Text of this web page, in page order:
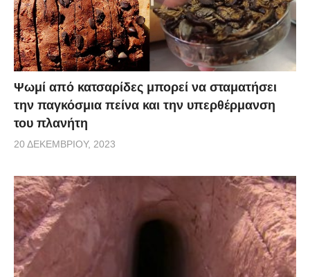
Ψωμί από κατσαρίδες μπορεί να σταματήσει
την παγκόσμια πείνα και την υπερθέρμανση
του πλανήτη
20 ΔΕΚΕΜΒΡΊΟΥ, 2023